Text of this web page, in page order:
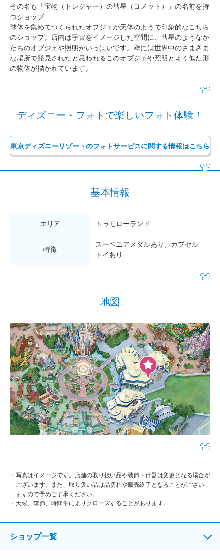
その名も「宝物（トレジャー）の彗星（コメット）」の名前を持
つショップ
球体を集めてつくられたオブジェが天体のようで印象的なこちら
のショップ。店内は宇宙をイメージした空間に、彗星のようなか
たちのオブジェや照明がいっぱいです。壁には世界中のさまざま
な場所で発見されたと思われるこのオブジェや照明とよく似た形
の物体が描かれています。
ディズニー・フォトで楽しいフォト体験！
東京ディズニーリゾートのフォトサービスに関する情報はこちら
基本情報
エリア トゥモローランド
特徴
スーベニアメダルあり、カプセル
トイあり
地図
写真はイメージです。店舗の取り扱い品や装飾・什器は変更となる場合が
ございます。また、取り扱い品は品切れや販売終了となることがござい
ますので予めご了承ください。
天候、季節、時間帯によりクローズすることがあります。
ショップ一覧